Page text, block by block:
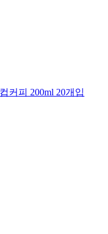
커피 200ml 20개입